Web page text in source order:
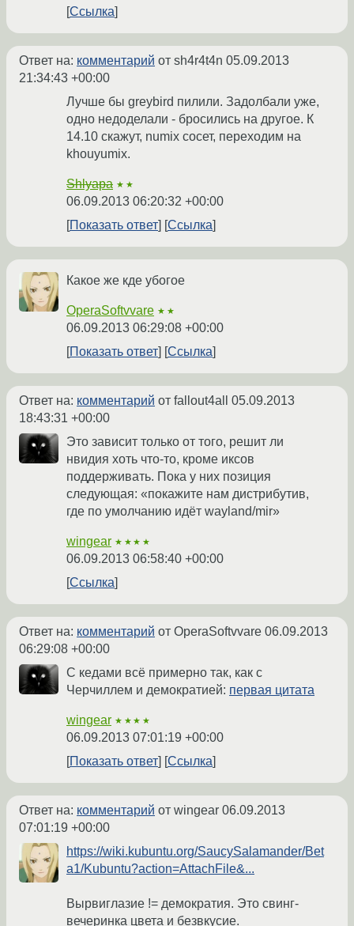
Ссылка
Ответ на: комментарий от sh4r4t4n 05.09.2013
21:34:43 +00:00
Лучше бы greybird пилили. Задолбали уже,
одно недоделали - бросились на другое. К
14.10 скажут, numix сосет, переходим на
khouyumix.
Shlyapa ★★
06.09.2013 06:20:32 +00:00
Показать ответ
Ссылка
Какое же кде убогое
OperaSoftvvare ★★
06.09.2013 06:29:08 +00:00
Показать ответ
Ссылка
Ответ на: комментарий от fallout4all 05.09.2013
18:43:31 +00:00
Это зависит только от того, решит ли
нвидия хоть что-то, кроме иксов
поддерживать. Пока у них позиция
следующая: «покажите нам дистрибутив,
где по умолчанию идёт wayland/mir»
wingear ★★★★
06.09.2013 06:58:40 +00:00
Ссылка
Ответ на: комментарий от OperaSoftvvare 06.09.2013
06:29:08 +00:00
С кедами всё примерно так, как с
Черчиллем и демократией: первая цитата
wingear ★★★★
06.09.2013 07:01:19 +00:00
Показать ответ
Ссылка
Ответ на: комментарий от wingear 06.09.2013
07:01:19 +00:00
https://wiki.kubuntu.org/SaucySalamander/Bet
a1/Kubuntu?action=AttachFile&...
Вырвиглазие != демократия. Это свинг-
вечеринка цвета и безвкусие.